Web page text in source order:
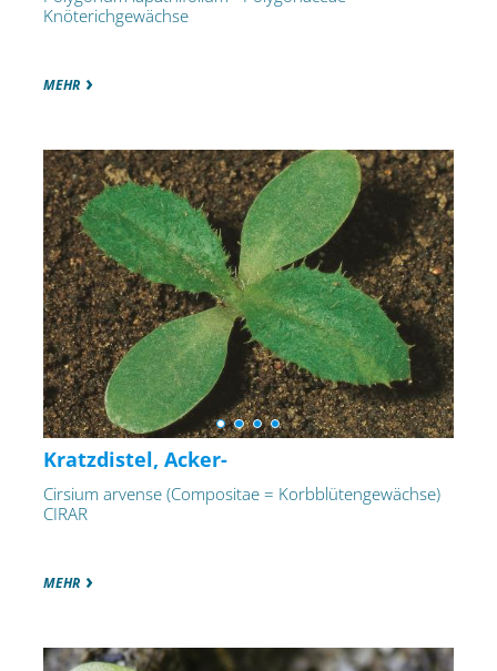
Knöterichgewächse
MEHR
Kratzdistel, Acker-
Cirsium arvense (Compositae = Korbblütengewächse)
CIRAR
MEHR